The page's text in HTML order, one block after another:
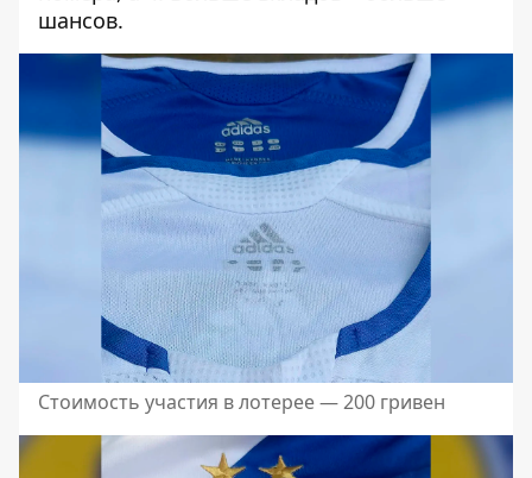
шансов.
Стоимость участия в лотерее — 200 гривен